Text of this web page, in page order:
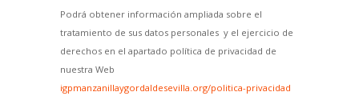
Podrá obtener información ampliada sobre el
tratamiento de sus datos personales y el ejercicio de
derechos en el apartado política de privacidad de
nuestra Web
igpmanzanillaygordaldesevilla.org/politica-privacidad